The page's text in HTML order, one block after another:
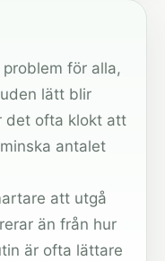
för alla,
lätt blir
det ofta klokt att
antalet
att utgå
än från hur
är ofta lättare